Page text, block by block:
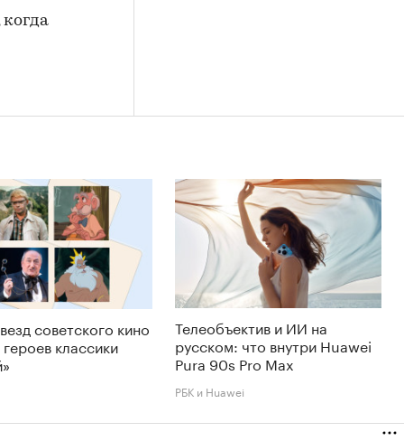
советского кино
классики
Телеобъектив и ИИ на
русском: что внутри Huawei
Pura 90s Pro Max
РБК и Huawei